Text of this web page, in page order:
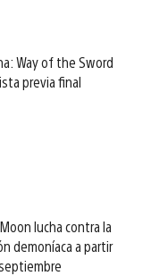
Way of the Sword
previa final
lucha contra la
demoníaca a partir